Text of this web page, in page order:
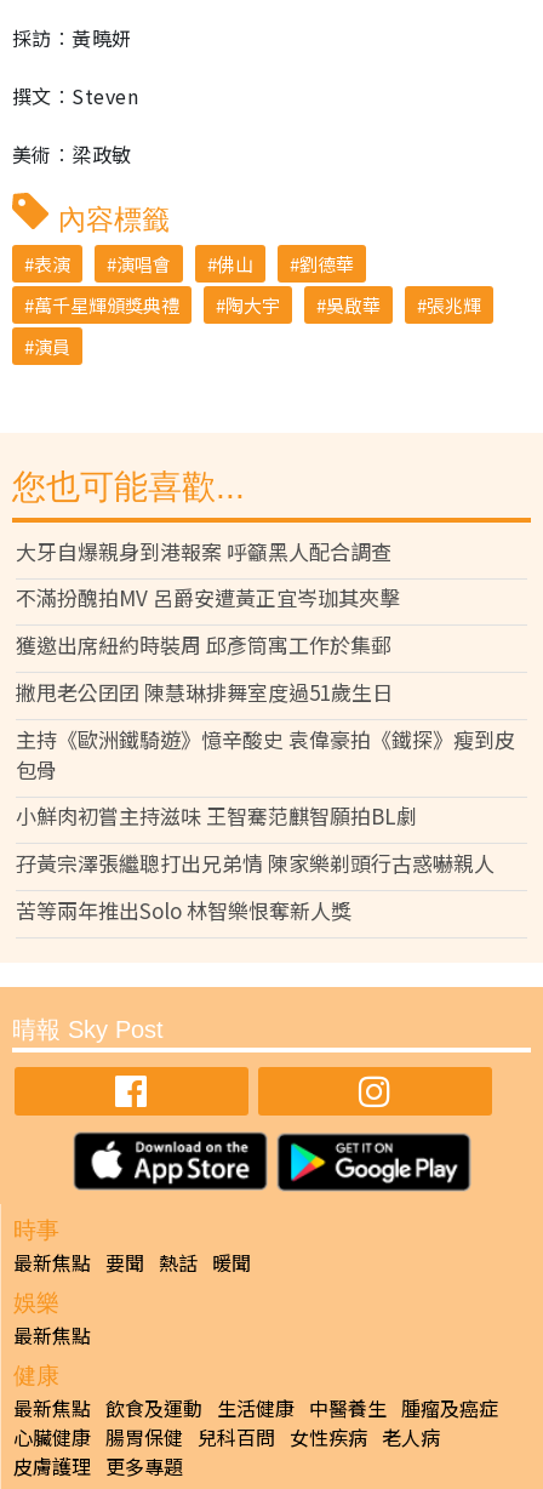
採訪︰黃曉妍
撰文︰Steven
美術︰梁政敏
內容標籤
表演 演唱會 佛山
劉德華
萬千星輝頒獎典禮
陶大宇 吳啟華
張兆輝
演員
您也可能喜歡...
大牙自爆親身到港報案 呼籲黑人配合調查
不滿扮醜拍MV 呂爵安遭黃正宜岑珈其夾擊
獲邀出席紐約時裝周 邱彥筒寓工作於集郵
撇甩老公囝囝 陳慧琳排舞室度過51歲生日
主持《歐洲鐵騎遊》憶辛酸史 袁偉豪拍《鐵探》瘦到皮
包骨
小鮮肉初嘗主持滋味 王智騫范麒智願拍BL劇
孖黃宗澤張繼聰打出兄弟情 陳家樂剃頭行古惑嚇親人
苦等兩年推出Solo 林智樂恨奪新人獎
晴報 Sky Post
時事
最新焦點 要聞 熱話 暖聞
娛樂
最新焦點
健康
最新焦點 飲食及運動 生活健康 中醫養生 腫瘤及癌症
心臟健康 腸胃保健 兒科百問 女性疾病 老人病
皮膚護理 更多專題